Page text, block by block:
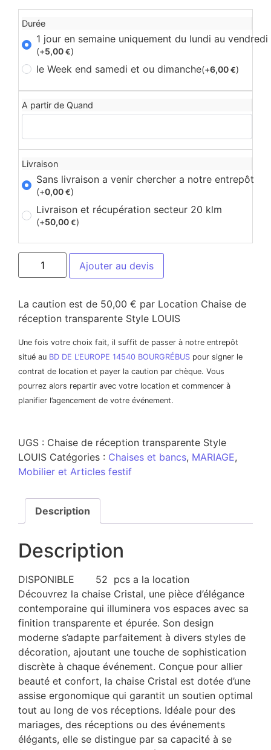
Durée
1 jour en semaine uniquement du lundi au vendredi
(+5,00 €)
le Week end samedi et ou dimanche(+6,00 €)
A partir de Quand
Livraison
Sans livraison a venir chercher a notre entrepôt
(+0,00 €)
Livraison et récupération secteur 20 klm
(+50,00 €)
Ajouter au devis
La caution est de 50,00 € par Location Chaise de
réception transparente Style LOUIS
Une fois votre choix fait, il suffit de passer à notre entrepôt
situé au BD DE L’EUROPE 14540 BOURGRÉBUS pour signer le
contrat de location et payer la caution par chèque. Vous
pourrez alors repartir avec votre location et commencer à
planifier l’agencement de votre événement.
UGS : Chaise de réception transparente Style
LOUIS Catégories : Chaises et bancs, MARIAGE,
Mobilier et Articles festif
Description
Description
DISPONIBLE 52 pcs a la location
Découvrez la chaise Cristal, une pièce d’élégance
contemporaine qui illuminera vos espaces avec sa
finition transparente et épurée. Son design
moderne s’adapte parfaitement à divers styles de
décoration, ajoutant une touche de sophistication
discrète à chaque événement. Conçue pour allier
beauté et confort, la chaise Cristal est dotée d’une
assise ergonomique qui garantit un soutien optimal
tout au long de vos réceptions. Idéale pour des
mariages, des réceptions ou des événements
élégants, elle se distingue par sa capacité à se